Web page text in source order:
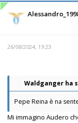
26/08/2024, 19:23
Waldganger ha
Pepe Reina è na
Mi immagino Audero